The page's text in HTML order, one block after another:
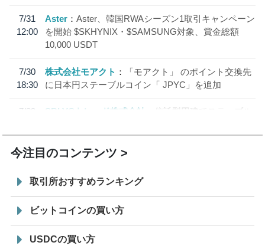
7/31
12:00
Aster
Aster、韓国RWAシーズン1取引キャンペーン
を開始 $SKHYNIX・$SAMSUNG対象、賞金総額
10,000 USDT
7/30
18:30
株式会社モアクト
「モアクト」 のポイント交換先
に日本円ステーブルコイン「 JPYC」を追加
7/29
SBI VCトレード株式会社
信託型円建てステーブル
今注目のコンテンツ
取引所おすすめランキング
ビットコインの買い方
USDCの買い方